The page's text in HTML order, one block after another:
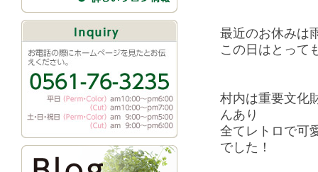
最近のお休みは
この日はとって
村内は重要文化
んあり
全てレトロで可
でした！